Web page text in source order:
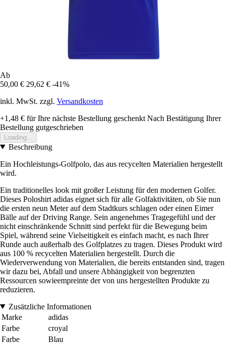
Ab
50,00 € 29,62 € -41%
inkl. MwSt. zzgl. Versandkosten
+1,48 € für Ihre nächste Bestellung geschenkt Nach Bestätigung Ihrer
Bestellung gutgeschrieben
Loading...
Beschreibung
Ein Hochleistungs-Golfpolo, das aus recycelten Materialien hergestellt
wird.
Ein traditionelles look mit großer Leistung für den modernen Golfer.
Dieses Poloshirt adidas eignet sich für alle Golfaktivitäten, ob Sie nun
die ersten neun Meter auf dem Stadtkurs schlagen oder einen Eimer
Bälle auf der Driving Range. Sein angenehmes Tragegefühl und der
nicht einschränkende Schnitt sind perfekt für die Bewegung beim
Spiel, während seine Vielseitigkeit es einfach macht, es nach Ihrer
Runde auch außerhalb des Golfplatzes zu tragen. Dieses Produkt wird
aus 100 % recycelten Materialien hergestellt. Durch die
Wiederverwendung von Materialien, die bereits entstanden sind, tragen
wir dazu bei, Abfall und unsere Abhängigkeit von begrenzten
Ressourcen sowieempreinte der von uns hergestellten Produkte zu
reduzieren.
Zusätzliche Informationen
Marke
adidas
Farbe
croyal
Farbe
Blau